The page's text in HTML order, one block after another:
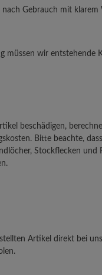
nach Gebrauch mit klarem
müssen wir entstehende
beschädigen,
Bitte beachte,
Stockflecken und
Artikel direkt bei